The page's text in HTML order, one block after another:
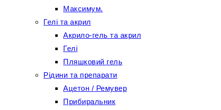
Максимум.
Гелі та акрил
Акрило-гель та акрил
Гелі
Пляшковий гель
Рідини та препарати
Ацетон / Ремувер
Прибиральник